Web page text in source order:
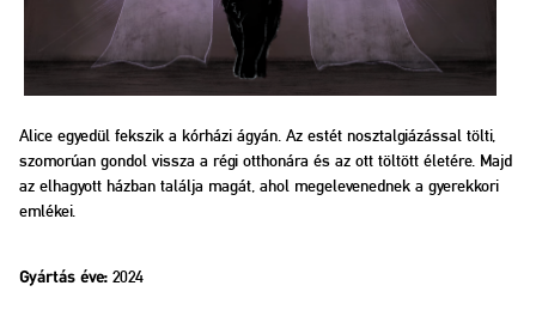
Alice egyedül fekszik a kórházi ágyán. Az estét nosztalgiázással tölti,
szomorúan gondol vissza a régi otthonára és az ott töltött életére. Majd
az elhagyott házban találja magát, ahol megelevenednek a gyerekkori
emlékei.
Gyártás éve: 2024